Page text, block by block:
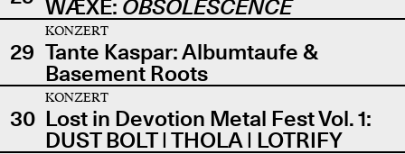
WÆXE: OBSOLESCENCE
29
KONZERT
Tante Kaspar: Albumtaufe &
Basement Roots
30
KONZERT
Lost in Devotion Metal Fest Vol. 1:
DUST BOLT | THOLA | LOTRIFY